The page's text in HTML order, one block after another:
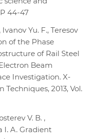
44-47
Yu. F., Teresov
of the Phase
of Rail Steel
Beam
Investigation. X-
2013, Vol.
V. B. ,
I. A. Gradient